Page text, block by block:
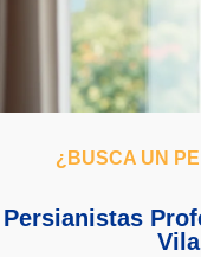
¿BUSCA UN
Persianistas